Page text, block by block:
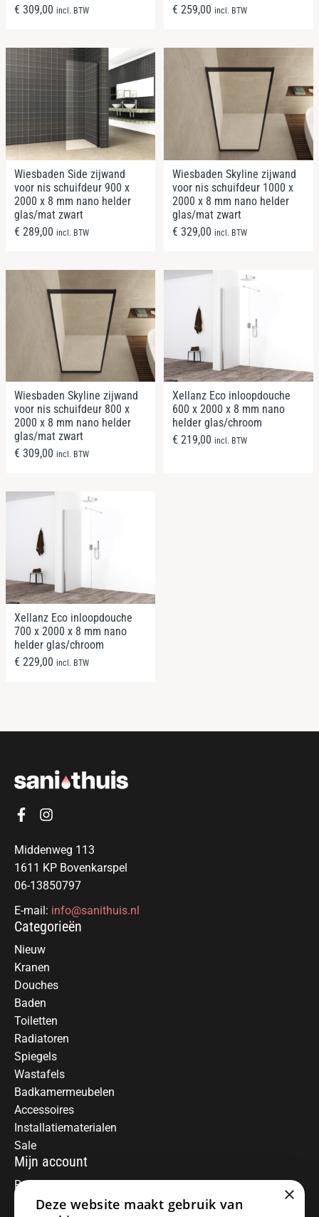
€ 309,00 incl. BTW
€ 259,00 incl. BTW
Wiesbaden Side zijwand
voor nis schuifdeur 900 x
2000 x 8 mm nano helder
glas/mat zwart
€ 289,00 incl. BTW
Wiesbaden Skyline zijwand
voor nis schuifdeur 1000 x
2000 x 8 mm nano helder
glas/mat zwart
€ 329,00 incl. BTW
Wiesbaden Skyline zijwand
voor nis schuifdeur 800 x
2000 x 8 mm nano helder
glas/mat zwart
€ 309,00 incl. BTW
Xellanz Eco inloopdouche
600 x 2000 x 8 mm nano
helder glas/chroom
€ 219,00 incl. BTW
Xellanz Eco inloopdouche
700 x 2000 x 8 mm nano
helder glas/chroom
€ 229,00 incl. BTW
Middenweg 113
1611 KP Bovenkarspel
06-13850797
E-mail: info@sanithuis.nl
Categorieën
Nieuw
Kranen
Douches
Baden
Toiletten
Radiatoren
Spiegels
Wastafels
Badkamermeubelen
Accessoires
Installatiematerialen
Sale
Mijn account
Registreren
Mijn bestellingen
×
Deze website maakt gebruik van